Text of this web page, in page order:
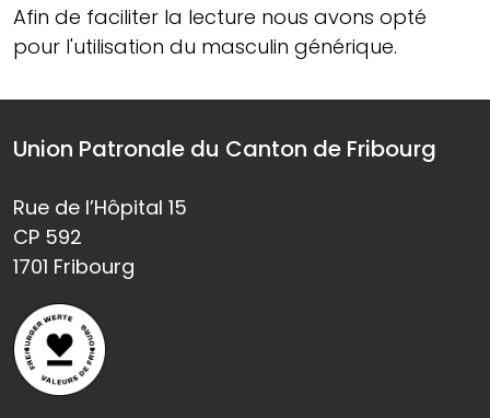
Afin de faciliter la lecture nous avons opté
pour l'utilisation du masculin générique.
Union Patronale du Canton de Fribourg
Rue de l’Hôpital 15
CP 592
1701 Fribourg